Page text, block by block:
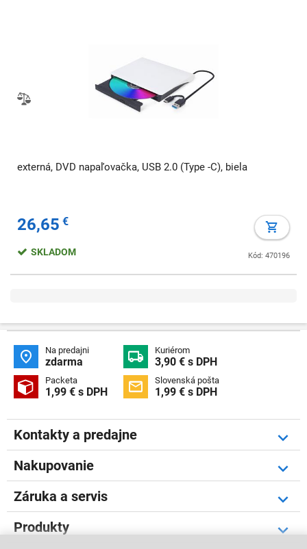
externá, DVD napaľovačka, USB 2.0 (Type -C), biela
26,65 €
Kód: 470196
SKLADOM
 Na predajni
zdarma  Kuriérom
3,90 € s DPH
 Packeta
1,99 € s DPH  Slovenská pošta
1,99 € s DPH
Kontakty a predajne
Nakupovanie
Záruka a servis
Produkty